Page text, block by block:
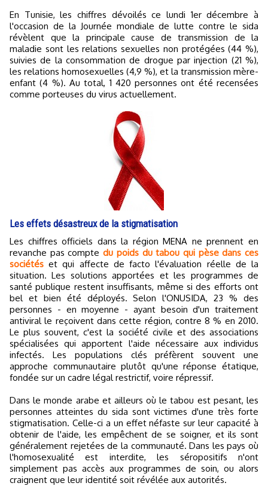
En Tunisie, les chiffres dévoilés ce lundi 1er décembre à
l'occasion de la Journée mondiale de lutte contre le sida
révèlent que la principale cause de transmission de la
maladie sont les relations sexuelles non protégées (44 %),
suivies de la consommation de drogue par injection (21 %),
les relations homosexuelles (4,9 %), et la transmission mère-
enfant (4 %). Au total, 1 420 personnes ont été recensées
comme porteuses du virus actuellement.
Les effets désastreux de la stigmatisation
Les chiffres officiels dans la région MENA ne prennent en
revanche pas comptedu poids du tabou qui pèse dans ces
sociétés et qui affecte de facto l'évaluation réelle de la
situation. Les solutions apportées et les programmes de
santé publique restent insuffisants, même si des efforts ont
bel et bien été déployés. Selon l'ONUSIDA, 23 % des
personnes - en moyenne - ayant besoin d'un traitement
antiviral le reçoivent dans cette région, contre 8 % en 2010.
Le plus souvent, c'est la société civile et des associations
spécialisées qui apportent l'aide nécessaire aux individus
infectés. Les populations clés préfèrent souvent une
approche communautaire plutôt qu'une réponse étatique,
fondée sur un cadre légal restrictif, voire répressif.
Dans le monde arabe et ailleurs où le tabou est pesant, les
personnes atteintes du sida sont victimes d'une très forte
stigmatisation. Celle-ci a un effet néfaste sur leur capacité à
obtenir de l'aide, les empêchent de se soigner, et ils sont
généralement rejetées de la communauté. Dans les pays où
l'homosexualité est interdite, les séropositifs n'ont
simplement pas accès aux programmes de soin, ou alors
craignent que leur identité soit révélée aux autorités.